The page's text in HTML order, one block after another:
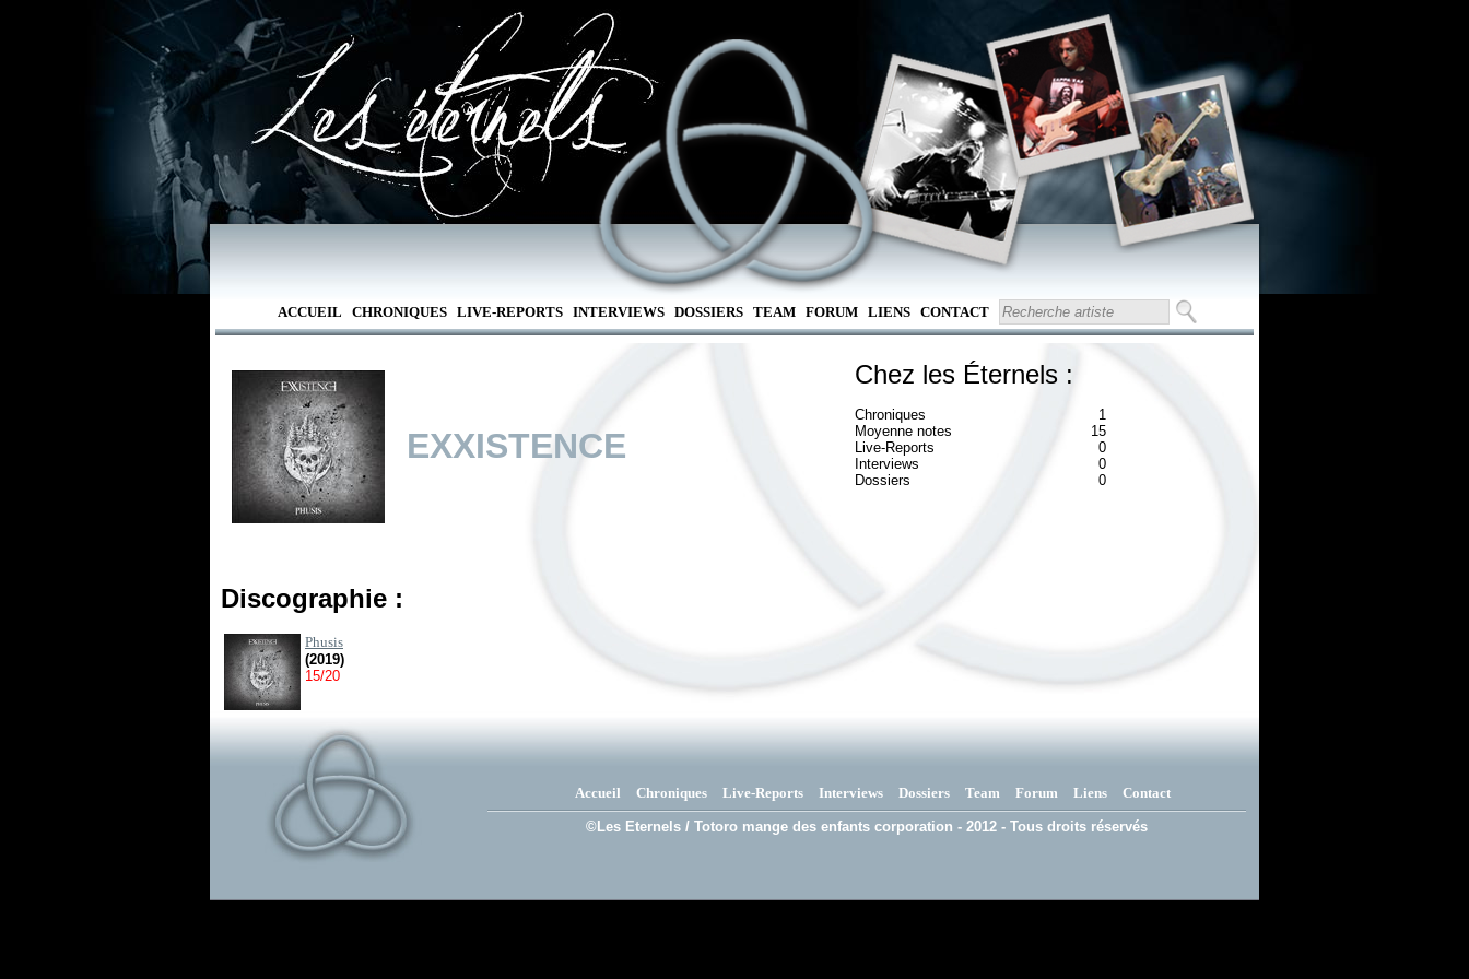
ACCUEIL CHRONIQUES LIVE-REPORTS INTERVIEWS DOSSIERS TEAM FORUM LIENS CONTACT
EXXISTENCE
Chez les Éternels :
Chroniques
1
Moyenne notes
15
Live-Reports
0
Interviews
0
Dossiers
0
Discographie :
Phusis
(2019)
15/20
Accueil Chroniques Live-Reports Interviews Dossiers Team Forum Liens Contact
©Les Eternels / Totoro mange des enfants corporation - 2012 - Tous droits réservés